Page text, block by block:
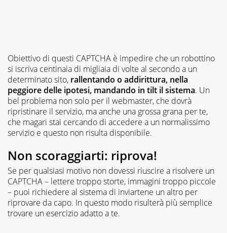
Obiettivo di questi CAPTCHA è impedire che un robottino
si iscriva centinaia di migliaia di volte al secondo a un
determinato sito, rallentando o addirittura, nella
peggiore delle ipotesi, mandando in tilt il sistema. Un
bel problema non solo per il webmaster, che dovrà
ripristinare il servizio, ma anche una grossa grana per te,
che magari stai cercando di accedere a un normalissimo
servizio e questo non risulta disponibile.
Non scoraggiarti: riprova!
Se per qualsiasi motivo non dovessi riuscire a risolvere un
CAPTCHA – lettere troppo storte, immagini troppo piccole
– puoi richiedere al sistema di inviartene un altro per
riprovare da capo. In questo modo risulterà più semplice
trovare un esercizio adatto a te.